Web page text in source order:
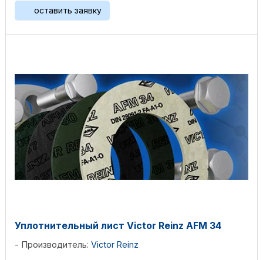
оставить заявку
Уплотнительный лист Victor Reinz AFM 34
Производитель: Victor Reinz